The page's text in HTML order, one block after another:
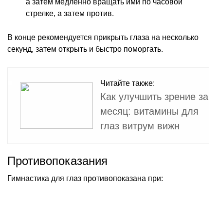
стрелке, а затем против.
В конце рекомендуется прикрыть глаза на несколько
секунд, затем открыть и быстро поморгать.
Читайте также:
Как улучшить зрение за
месяц: витамины для
глаз витрум вижн
Противопоказания
Гимнастика для глаз противопоказана при: